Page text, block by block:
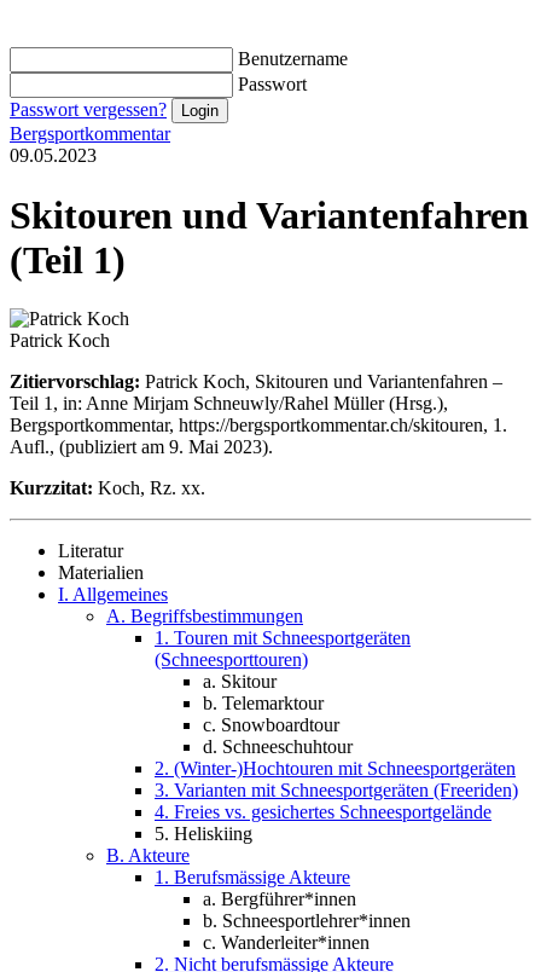
Benutzername
Passwort
Passwort vergessen?
Bergsportkommentar
09.05.2023
Skitouren und Variantenfahren
(Teil 1)
Patrick Koch
Zitiervorschlag: Patrick Koch, Skitouren und Variantenfahren –
Teil 1, in: Anne Mirjam Schneuwly/Rahel Müller (Hrsg.),
Bergsportkommentar, https://bergsportkommentar.ch/skitouren, 1.
Aufl., (publiziert am 9. Mai 2023).
Kurzzitat: Koch, Rz. xx.
Literatur
Materialien
I. Allgemeines
A. Begriffsbestimmungen
1. Touren mit Schneesportgeräten
(Schneesporttouren)
a. Skitour
b. Telemarktour
c. Snowboardtour
d. Schneeschuhtour
2. (Winter-)Hochtouren mit Schneesportgeräten
3. Varianten mit Schneesportgeräten (Freeriden)
4. Freies vs. gesichertes Schneesportgelände
5. Heliskiing
B. Akteure
1. Berufsmässige Akteure
a. Bergführer*innen
b. Schneesportlehrer*innen
c. Wanderleiter*innen
2. Nicht berufsmässige Akteure